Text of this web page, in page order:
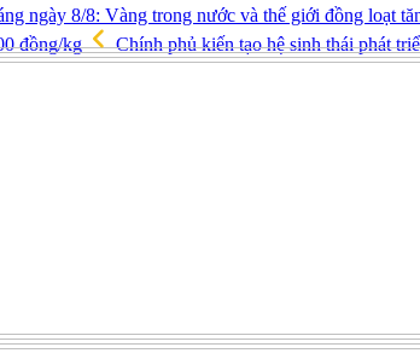
ngày 8/8: Vàng trong nước và thế giới đồng loạt
đồng/kg Chính phủ kiến tạo hệ sinh thái phát